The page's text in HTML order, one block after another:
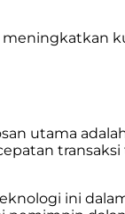
meningkatkan
utama
ini